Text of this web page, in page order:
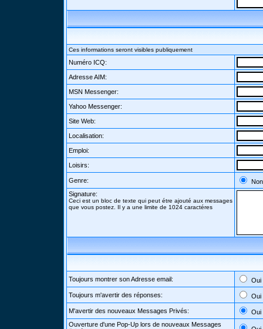
Ces informations seront visibles publiquement
Numéro ICQ:
Adresse AIM:
MSN Messenger:
Yahoo Messenger:
Site Web:
Localisation:
Emploi:
Loisirs:
Genre:
Signature:
Ceci est un bloc de texte qui peut étre ajouté aux messages
que vous postez. Il y a une limite de 1024 caractéres
Toujours montrer son Adresse email: Oui
Toujours m'avertir des réponses: Oui
M'avertir des nouveaux Messages Privés:
Oui
Ouverture d'une Pop-Up lors de nouveaux Messages